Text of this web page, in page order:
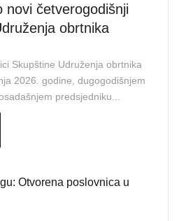
novi četverogodišnji
obrtnika
Skupštine Udruženja obrtnika
2026. godine, dugogodišnjem
predsjedniku...